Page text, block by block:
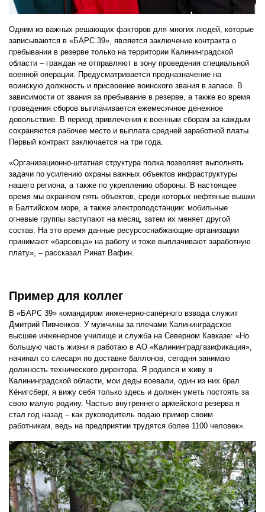
Одним из важных решающих факторов для многих людей, которые
записываются в «БАРС 39», является заключение контракта о
пребывании в резерве только на территории Калининградской
области – граждан не отправляют в зону проведения специальной
военной операции. Предусматривается предназначение на
воинскую должность и присвоение воинского звания в запасе. В
зависимости от звания за пребывание в резерве, а также во время
проведения сборов выплачивается ежемесячное денежное
довольствие. В период привлечения к военным сборам за каждым
сохраняются рабочее место и выплата средней заработной платы.
Первый контракт заключается на три года.
«Организационно-штатная структура полка позволяет выполнять
задачи по усилению охраны важных объектов инфраструктуры
нашего региона, а также по укреплению обороны. В настоящее
время мы охраняем пять объектов, среди которых нефтяные вышки
в Балтийском море, а также электроподстанции: мобильные
огневые группы заступают на месяц, затем их меняет другой
состав. На это время данные ресурсоснабжающие организации
принимают «барсовца» на работу и тоже выплачивают заработную
плату», – рассказал Ринат Вафин.
Пример для коллег
В «БАРС 39» командиром инженерно-сапёрного взвода служит
Дмитрий Пивченков. У мужчины за плечами Калининградское
высшее инженерное училище и служба на Северном Кавказе: «Но
большую часть жизни я работаю в АО «Калининградгазификация»,
начинал со слесаря по доставке баллонов, сегодня занимаю
должность технического директора. Я родился и живу в
Калининградской области, мои деды воевали, один из них брал
Кёнигсберг, я вижу себя только здесь и должен уметь постоять за
свою малую родину. Частью внутреннего армейского резерва я
стал год назад – как руководитель подаю пример своим
работникам, ведь на предприятии трудятся более 1100 человек».